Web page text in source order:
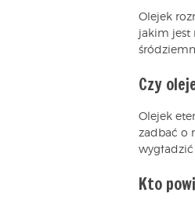
Olejek
jakim jest
Czy
Olejek
zadbać o
Kto